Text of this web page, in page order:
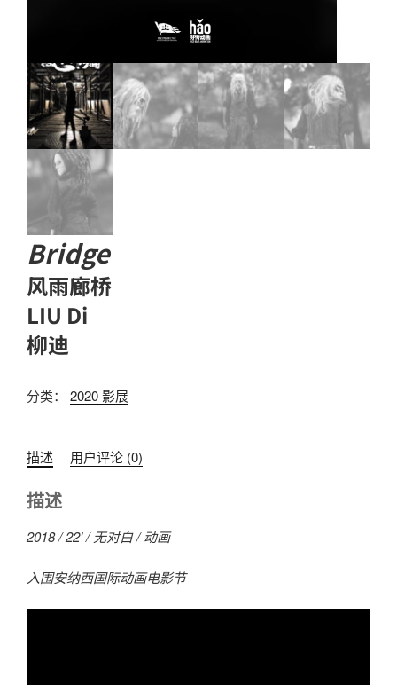
Bridge
风雨廊桥
LIU Di
柳迪
分类： 2020 影展
描述 用户评论 (0)
描述
2018 / 22’ / 无对白 / 动画
入围安纳西国际动画电影节